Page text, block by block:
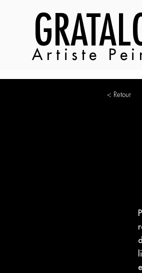
Artiste
< Retour